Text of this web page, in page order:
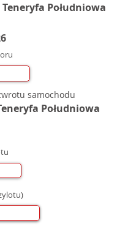
Południowa
samochodu
Południowa